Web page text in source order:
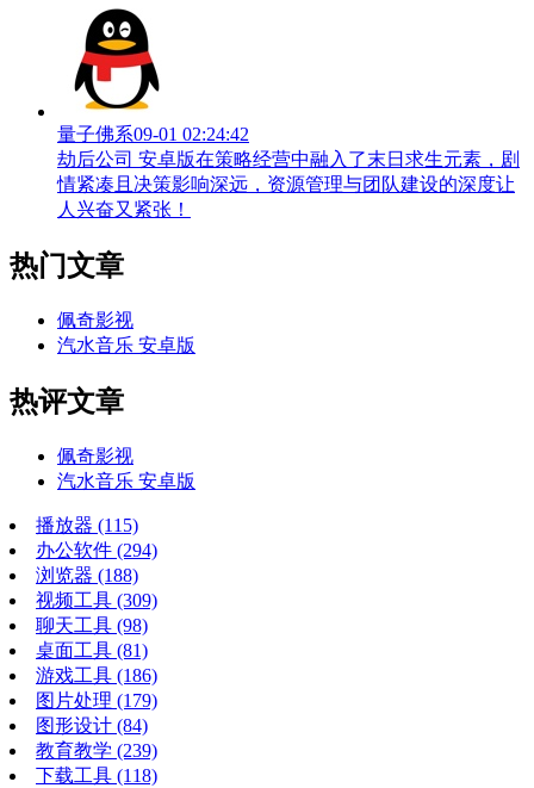
量子佛系09-01 02:24:42
劫后公司 安卓版在策略经营中融入了末日求生元素，剧
情紧凑且决策影响深远，资源管理与团队建设的深度让
人兴奋又紧张！
热门文章
佩奇影视
汽水音乐 安卓版
热评文章
佩奇影视
汽水音乐 安卓版
播放器 (115)
办公软件 (294)
浏览器 (188)
视频工具 (309)
聊天工具 (98)
桌面工具 (81)
游戏工具 (186)
图片处理 (179)
图形设计 (84)
教育教学 (239)
下载工具 (118)